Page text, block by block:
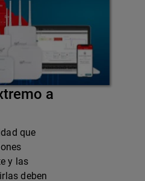
a
que
y las
deben